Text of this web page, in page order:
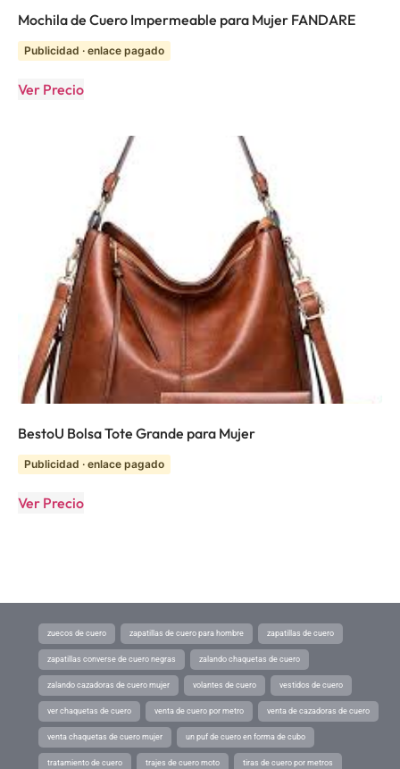
Mochila de Cuero Impermeable para Mujer FANDARE
Publicidad · enlace pagado
Ver Precio
BestoU Bolsa Tote Grande para Mujer
Publicidad · enlace pagado
Ver Precio
zuecos de cuero zapatillas de cuero para hombre zapatillas de cuero
zapatillas converse de cuero negras zalando chaquetas de cuero
zalando cazadoras de cuero mujer volantes de cuero vestidos de cuero
ver chaquetas de cuero venta de cuero por metro venta de cazadoras de cuero
venta chaquetas de cuero mujer un puf de cuero en forma de cubo
tratamiento de cuero trajes de cuero moto tiras de cuero por metros